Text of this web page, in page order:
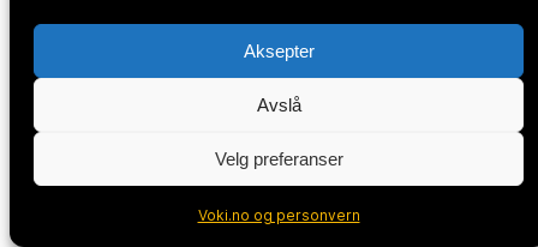
Aksepter
Avslå
Velg preferanser
Voki.no og personvern